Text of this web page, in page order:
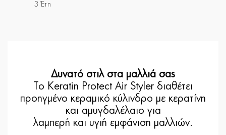
3 Έτη
Δυνατό στιλ στα μαλλιά σας
Το Keratin Protect Air Styler διαθέτει
προηγμένο κεραμικό κύλινδρο με κερατίνη
και αμυγδαλέλαιο για
λαμπερή και υγιή εμφάνιση μαλλιών.